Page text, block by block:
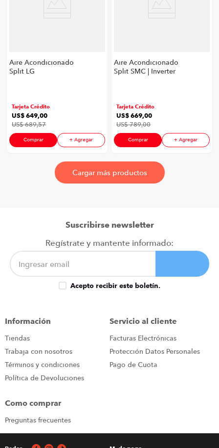
Aire Acondicionado
Split LG
Tarjeta Crédito
US$649,00
US$689,57
Comprar + Agregar
Aire Acondicionado
Split SMC | Inverter
Tarjeta Crédito
US$669,00
US$789,00
Comprar + Agregar
Suscribirse newsletter
Regístrate y mantente informado:
Acepto recibir este boletín.
Información
Tiendas
Trabaja con nosotros
Términos y condiciones
Política de Devoluciones
Servicio al cliente
Facturas Electrónicas
Protección Datos Personales
Pago de Cuota
Como comprar
Preguntas frecuentes